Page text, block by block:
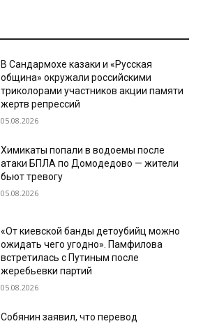
В Сандармохе казаки и «Русская
община» окружали российскими
триколорами участников акции памяти
жертв репрессий
05.08.2026
Химикаты попали в водоемы после
атаки БПЛА по Домодедово — жители
бьют тревогу
05.08.2026
«От киевской банды детоубийц можно
ожидать чего угодно». Памфилова
встретилась с Путиным после
жеребьевки партий
05.08.2026
Собянин заявил, что перевод